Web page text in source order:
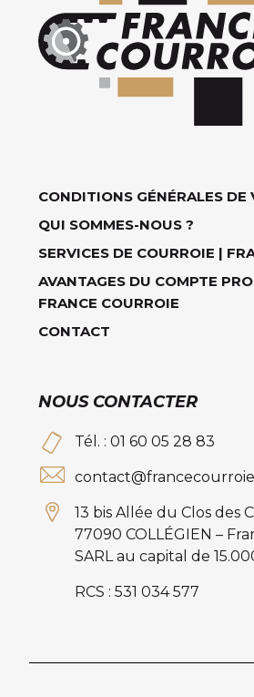
CONDITIONS GÉNÉRALES DE
QUI SOMMES-NOUS ?
SERVICES DE COURROIE |
AVANTAGES DU COMPTE
FRANCE COURROIE
CONTACT
NOUS CONTACTER
Tél. : 01 60 05 28 83
13 bis Allée du Clos des
77090 COLLÉGIEN –
SARL au capital de
RCS : 531 034 577